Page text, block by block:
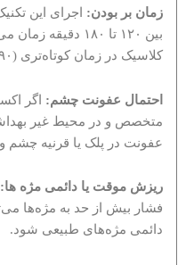
زمان ‌بر بودن: اجرای این
بین ۱۲۰ تا ۱۸۰
کلاسیک در زمان کوتاه‌تری (۹۰ تا ۱۲۰ دقیقه) انجام می‌شود.
احتمال عفونت چشم: اگر
متخصص و در محیط غیر
عفونت در پلک یا قرنیه چشم
ریزش موقت یا دائمی مژه‌ ها:
فشار بیش از حد به مژه‌ها
دائمی مژه‌های طبیعی شود.